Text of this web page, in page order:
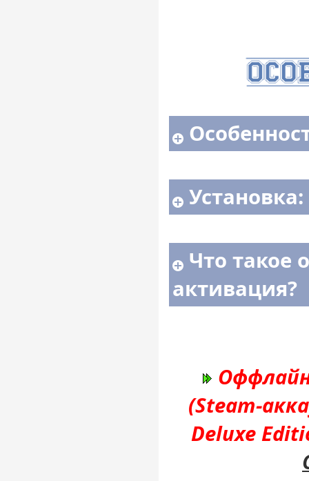
Установка:
Что такое
активация?
(Steam-
Deluxe